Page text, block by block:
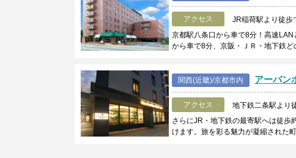
アクセス
JR稲荷駅より徒歩
京都駅八条口から車で8分！高速
から車で8分、京阪・ＪＲ・地下鉄
関西(近畿)/京都市内 アーバン
アクセス
地下鉄二条駅より
さらにJR・地下鉄の最寄駅へは徒歩
けます。旅を彩る魅力が凝縮された